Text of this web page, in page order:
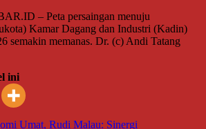
– Peta persaingan menuju
Kamar Dagang dan Industri (Kadin)
semakin memanas. Dr. (c) Andi Tatang
ini